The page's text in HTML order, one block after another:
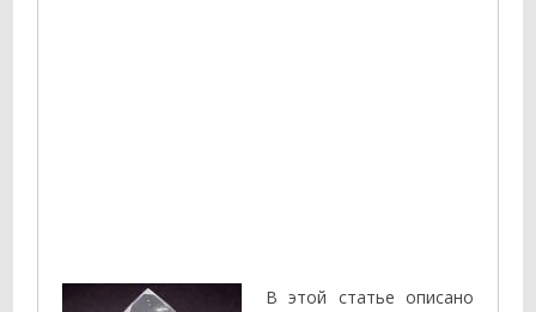
В этой статье описано